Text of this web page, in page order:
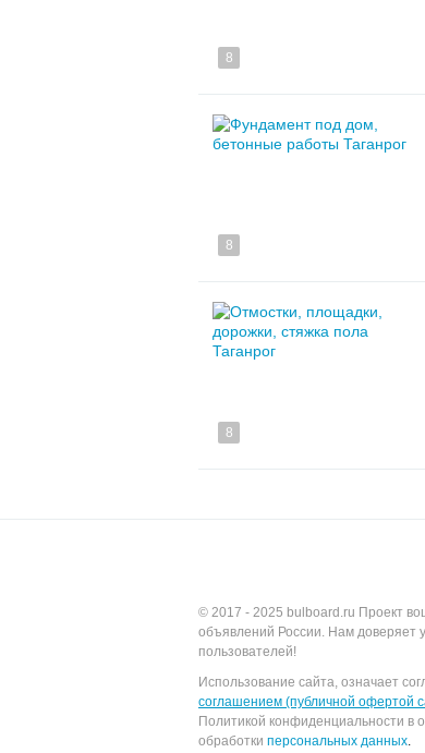
8
8
8
© 2017 - 2025 bulboard.ru Проект
объявлений России. Нам доверяет
пользователей!
Использование сайта, означает
соглашением (публичной офертой
Политикой конфиденциальности в
обработки персональных данных.